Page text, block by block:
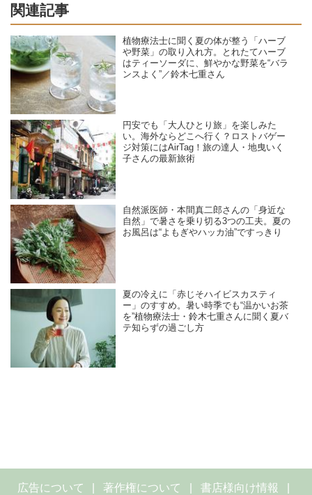
関連記事
植物療法士に聞く夏の体が整う「ハーブ
や野菜」の取り入れ方。とれたてハーブ
はティーソーダに、鮮やかな野菜を“バラ
ンスよく”／鈴木七重さん
円安でも「大人ひとり旅」を楽しみた
い。海外ならどこへ行く？ロストバゲー
ジ対策にはAirTag！旅の達人・地曳いく
子さんの最新旅術
自然派医師・本間真二郎さんの「身近な
自然」で暑さを乗り切る3つの工夫。夏の
お風呂は“よもぎやハッカ油”ですっきり
夏の冷えに「赤じそハイビスカスティ
ー」のすすめ。暑い時季でも“温かいお茶
を”植物療法士・鈴木七重さんに聞く夏バ
テ知らずの過ごし方
広告について 著作権について 書店様向け情報